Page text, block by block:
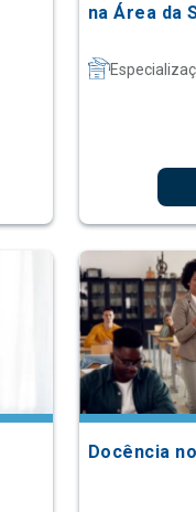
na Área da
Docência